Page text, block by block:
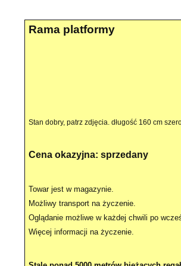
Rama platformy
Stan dobry, patrz zdjęcia. długość 160 cm
Cena okazyjna: sprzedany
Towar jest w magazynie.
Możliwy transport na życzenie.
Oglądanie możliwe w każdej chwili po
Więcej informacji na życzenie.